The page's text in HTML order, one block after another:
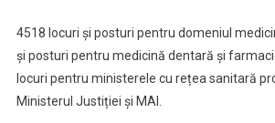
4518 locuri și posturi pentru domeniul
și posturi pentru medicină dentară și
locuri pentru ministerele cu rețea sanitară
Ministerul Justiției și MAI.